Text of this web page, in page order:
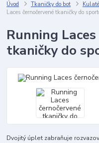
Úvod Tkaničky do bot
Laces černočervené tkaničky do
Running
tkaničky do
Dvojitý úplet zabraňuje